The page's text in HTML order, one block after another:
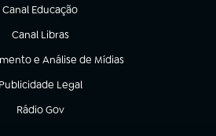
Canal Educação
(abre em nova aba)
Canal Libras
(abre em nova aba)
e Análise de Mídias
aba)
Publicidade Legal
(abre em nova aba)
Rádio Gov
(abre em nova aba)